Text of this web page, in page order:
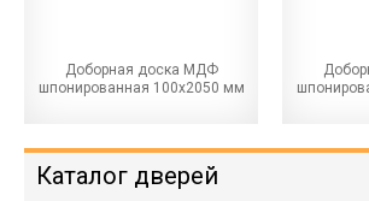
Доборная доска МДФ
шпонированная 100х2050 мм
Каталог дверей